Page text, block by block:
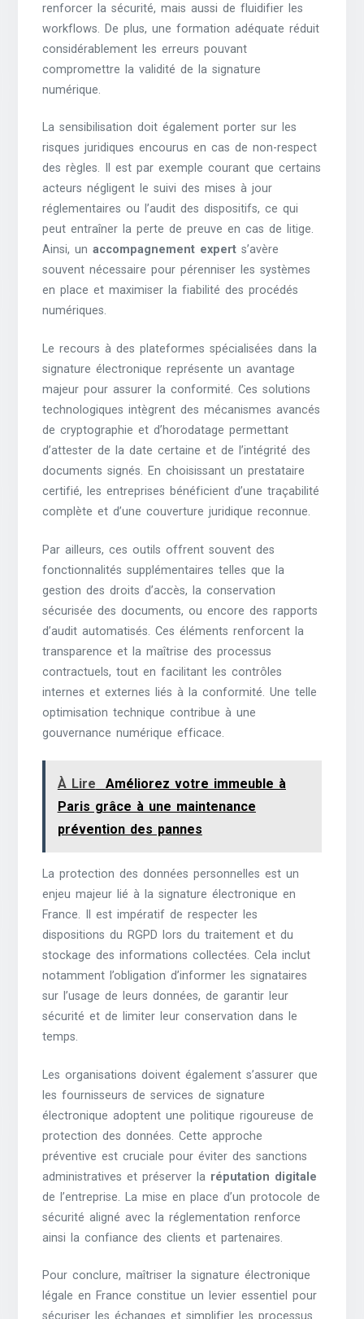
renforcer la sécurité, mais aussi de fluidifier les
workflows. De plus, une formation adéquate réduit
considérablement les erreurs pouvant
compromettre la validité de la signature
numérique.
La sensibilisation doit également porter sur les
risques juridiques encourus en cas de non-respect
des règles. Il est par exemple courant que certains
acteurs négligent le suivi des mises à jour
réglementaires ou l’audit des dispositifs, ce qui
peut entraîner la perte de preuve en cas de litige.
Ainsi, unaccompagnement expert s’avère
souvent nécessaire pour pérenniser les systèmes
en place et maximiser la fiabilité des procédés
numériques.
Le recours à des plateformes spécialisées dans la
signature électronique représente un avantage
majeur pour assurer la conformité. Ces solutions
technologiques intègrent des mécanismes avancés
de cryptographie et d’horodatage permettant
d’attester de la date certaine et de l’intégrité des
documents signés. En choisissant un prestataire
certifié, les entreprises bénéficient d’une traçabilité
complète et d’une couverture juridique reconnue.
Par ailleurs, ces outils offrent souvent des
fonctionnalités supplémentaires telles que la
gestion des droits d’accès, la conservation
sécurisée des documents, ou encore des rapports
d’audit automatisés. Ces éléments renforcent la
transparence et la maîtrise des processus
contractuels, tout en facilitant les contrôles
internes et externes liés à la conformité. Une telle
optimisation technique contribue à une
gouvernance numérique efficace.
À Lire
Améliorez votre immeuble à
Paris grâce à une maintenance
prévention des pannes
La protection des données personnelles est un
enjeu majeur lié à la signature électronique en
France. Il est impératif de respecter les
dispositions du RGPD lors du traitement et du
stockage des informations collectées. Cela inclut
notamment l’obligation d’informer les signataires
sur l’usage de leurs données, de garantir leur
sécurité et de limiter leur conservation dans le
temps.
Les organisations doivent également s’assurer que
les fournisseurs de services de signature
électronique adoptent une politique rigoureuse de
protection des données. Cette approche
préventive est cruciale pour éviter des sanctions
administratives et préserver la réputation digitale
de l’entreprise. La mise en place d’un protocole de
sécurité aligné avec la réglementation renforce
ainsi la confiance des clients et partenaires.
Pour conclure, maîtriser la signature électronique
légale en France constitue un levier essentiel pour